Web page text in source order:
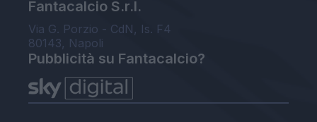
Fantacalcio S.r.l.
Via G. Porzio - CdN, Is. F4
80143, Napoli
Pubblicità su Fantacalcio?